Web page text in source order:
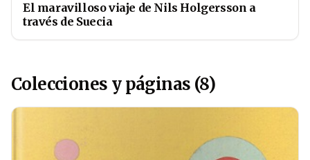
El maravilloso viaje de Nils Holgersson a
través de Suecia
Colecciones y páginas (8)